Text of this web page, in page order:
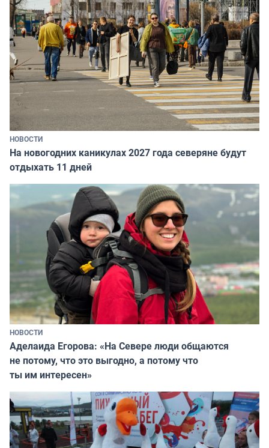
НОВОСТИ
На новогодних каникулах 2027 года северяне будут
отдыхать 11 дней
НОВОСТИ
Аделаида Егорова: «На Севере люди общаются
не потому, что это выгодно, а потому что
ты им интересен»